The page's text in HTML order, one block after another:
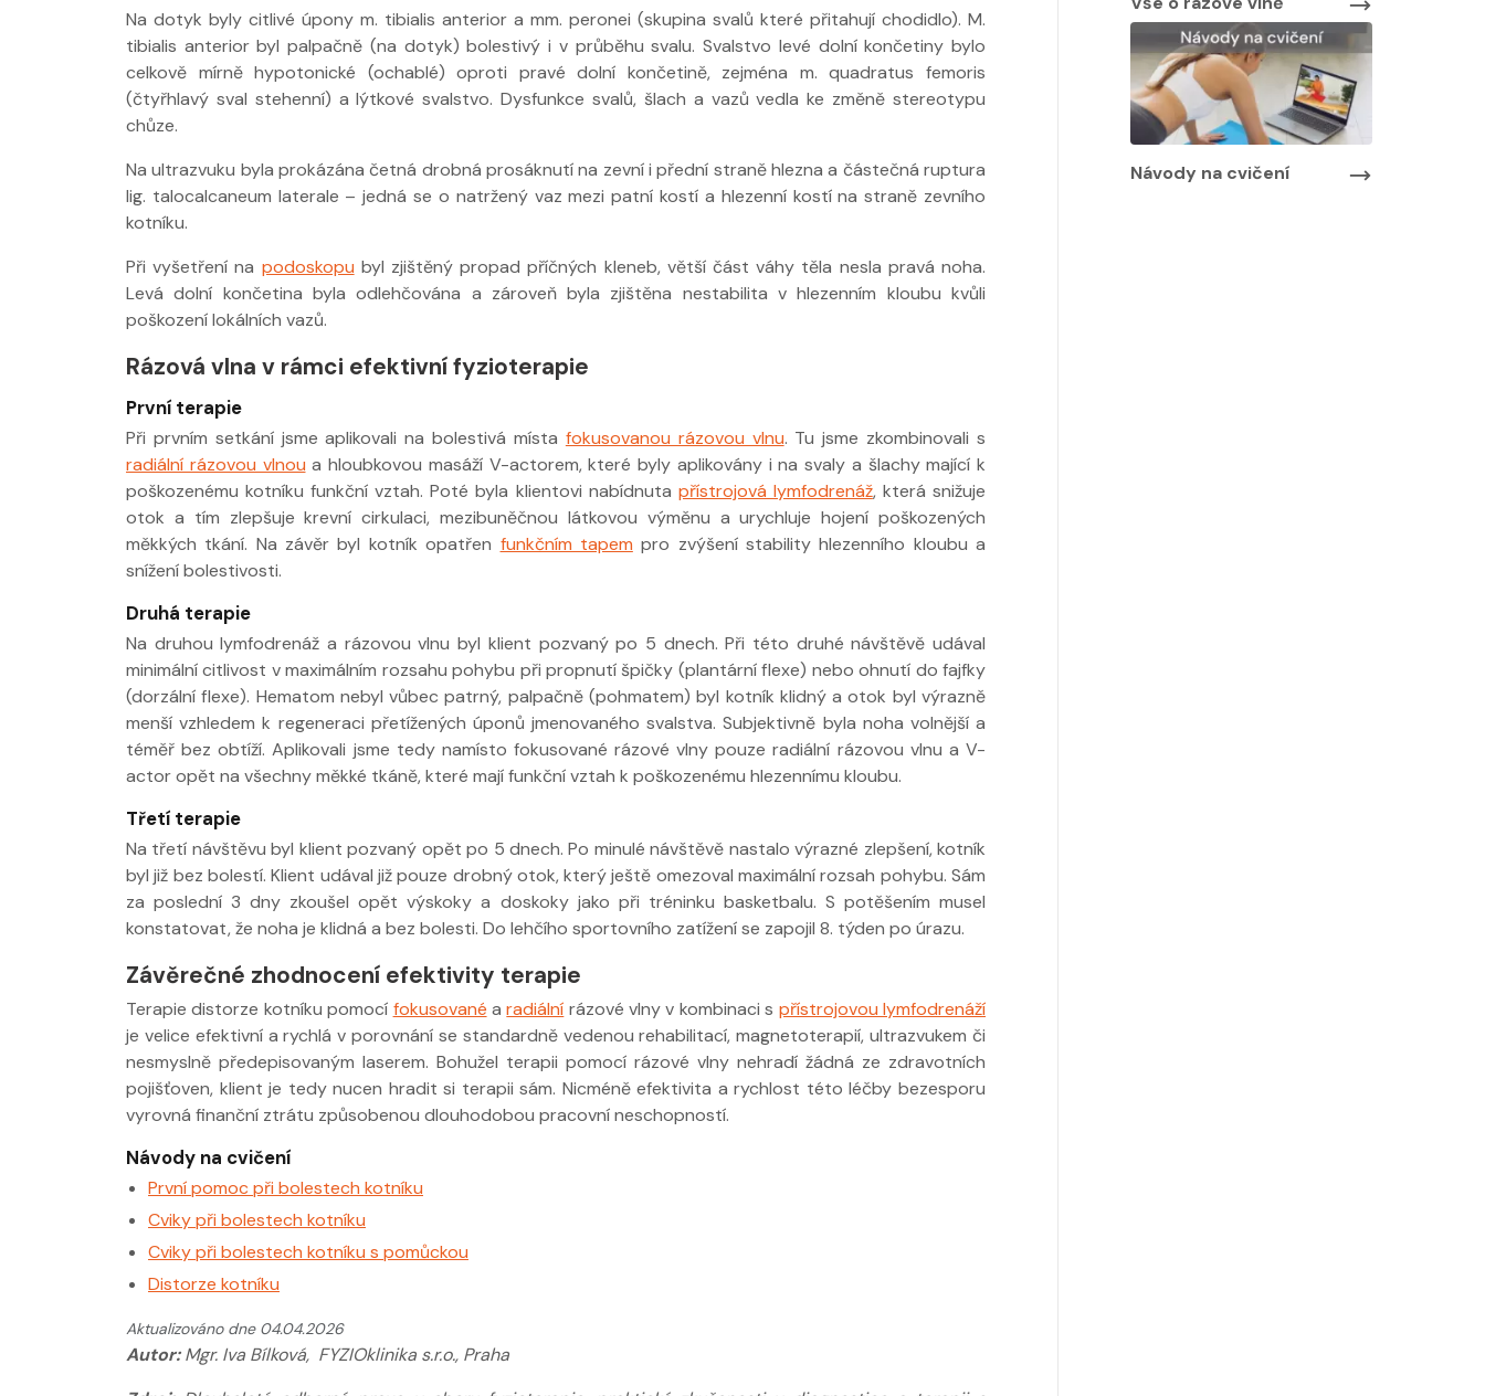
Na dotyk byly citlivé úpony m. tibialis anterior a mm. peronei (skupina svalů které přitahují chodidlo). M.
tibialis anterior byl palpačně (na dotyk) bolestivý i v průběhu svalu. Svalstvo levé dolní končetiny bylo
celkově mírně hypotonické (ochablé) oproti pravé dolní končetině, zejména m. quadratus femoris
(čtyřhlavý sval stehenní) a lýtkové svalstvo. Dysfunkce svalů, šlach a vazů vedla ke změně stereotypu
chůze.
Na ultrazvuku byla prokázána četná drobná prosáknutí na zevní i přední straně hlezna a částečná ruptura
lig. talocalcaneum laterale – jedná se o natržený vaz mezi patní kostí a hlezenní kostí na straně zevního
kotníku.
Při vyšetření na podoskopu byl zjištěný propad příčných kleneb, větší část váhy těla nesla pravá noha.
Levá dolní končetina byla odlehčována a zároveň byla zjištěna nestabilita v hlezenním kloubu kvůli
poškození lokálních vazů.
Rázová vlna v rámci efektivní fyzioterapie
První terapie
Při prvním setkání jsme aplikovali na bolestivá místa fokusovanou rázovou vlnu. Tu jsme zkombinovali s
radiální rázovou vlnou a hloubkovou masáží V-actorem, které byly aplikovány i na svaly a šlachy mající k
poškozenému kotníku funkční vztah. Poté byla klientovi nabídnuta přístrojová lymfodrenáž, která snižuje
otok a tím zlepšuje krevní cirkulaci, mezibuněčnou látkovou výměnu a urychluje hojení poškozených
měkkých tkání. Na závěr byl kotník opatřen funkčním tapem pro zvýšení stability hlezenního kloubu a
snížení bolestivosti.
Druhá terapie
Na druhou lymfodrenáž a rázovou vlnu byl klient pozvaný po 5 dnech. Při této druhé návštěvě udával
minimální citlivost v maximálním rozsahu pohybu při propnutí špičky (plantární flexe) nebo ohnutí do fajfky
(dorzální flexe). Hematom nebyl vůbec patrný, palpačně (pohmatem) byl kotník klidný a otok byl výrazně
menší vzhledem k regeneraci přetížených úponů jmenovaného svalstva. Subjektivně byla noha volnější a
téměř bez obtíží. Aplikovali jsme tedy namísto fokusované rázové vlny pouze radiální rázovou vlnu a V-
actor opět na všechny měkké tkáně, které mají funkční vztah k poškozenému hlezennímu kloubu.
Třetí terapie
Na třetí návštěvu byl klient pozvaný opět po 5 dnech. Po minulé návštěvě nastalo výrazné zlepšení, kotník
byl již bez bolestí. Klient udával již pouze drobný otok, který ještě omezoval maximální rozsah pohybu. Sám
za poslední 3 dny zkoušel opět výskoky a doskoky jako při tréninku basketbalu. S potěšením musel
konstatovat, že noha je klidná a bez bolesti. Do lehčího sportovního zatížení se zapojil 8. týden po úrazu.
Závěrečné zhodnocení efektivity terapie
Terapie distorze kotníku pomocí fokusované aradiální rázové vlny v kombinaci s přístrojovou lymfodrenáží
je velice efektivní a rychlá v porovnání se standardně vedenou rehabilitací, magnetoterapií, ultrazvukem či
nesmyslně předepisovaným laserem. Bohužel terapii pomocí rázové vlny nehradí žádná ze zdravotních
pojišťoven, klient je tedy nucen hradit si terapii sám. Nicméně efektivita a rychlost této léčby bezesporu
vyrovná finanční ztrátu způsobenou dlouhodobou pracovní neschopností.
Návody na cvičení
První pomoc při bolestech kotníku
Cviky při bolestech kotníku
Cviky při bolestech kotníku s pomůckou
Distorze kotníku
Aktualizováno dne 04.04.2026
Autor:Mgr. Iva Bílková, FYZIOklinika s.r.o., Praha
Návody na cvičení